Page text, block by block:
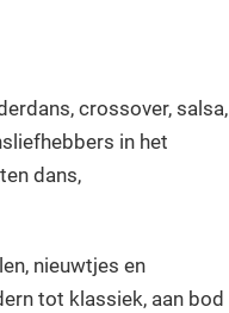
crossover, salsa,
in het
dans,
nieuwtjes en
tot klassiek, aan bod